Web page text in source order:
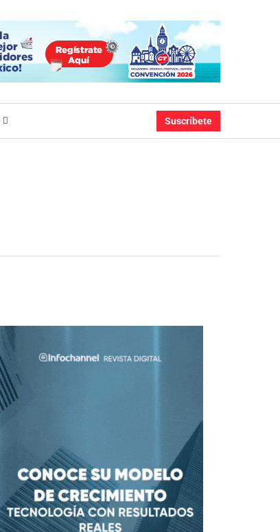
Suscríbete